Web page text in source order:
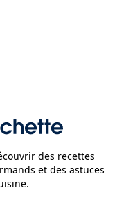
des recettes
et des astuces